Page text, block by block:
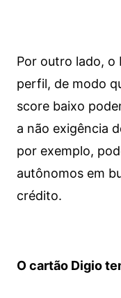
Por outro lado, o
perfil, de modo
score baixo
a não exigência
por exemplo,
autônomos em
crédito.
O cartão Digio